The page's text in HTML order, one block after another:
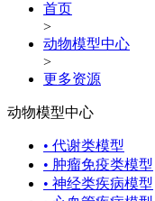
首页
>
动物模型中心
>
更多资源
动物模型中心
• 代谢类模型
• 肿瘤免疫类模型
• 神经类疾病模型